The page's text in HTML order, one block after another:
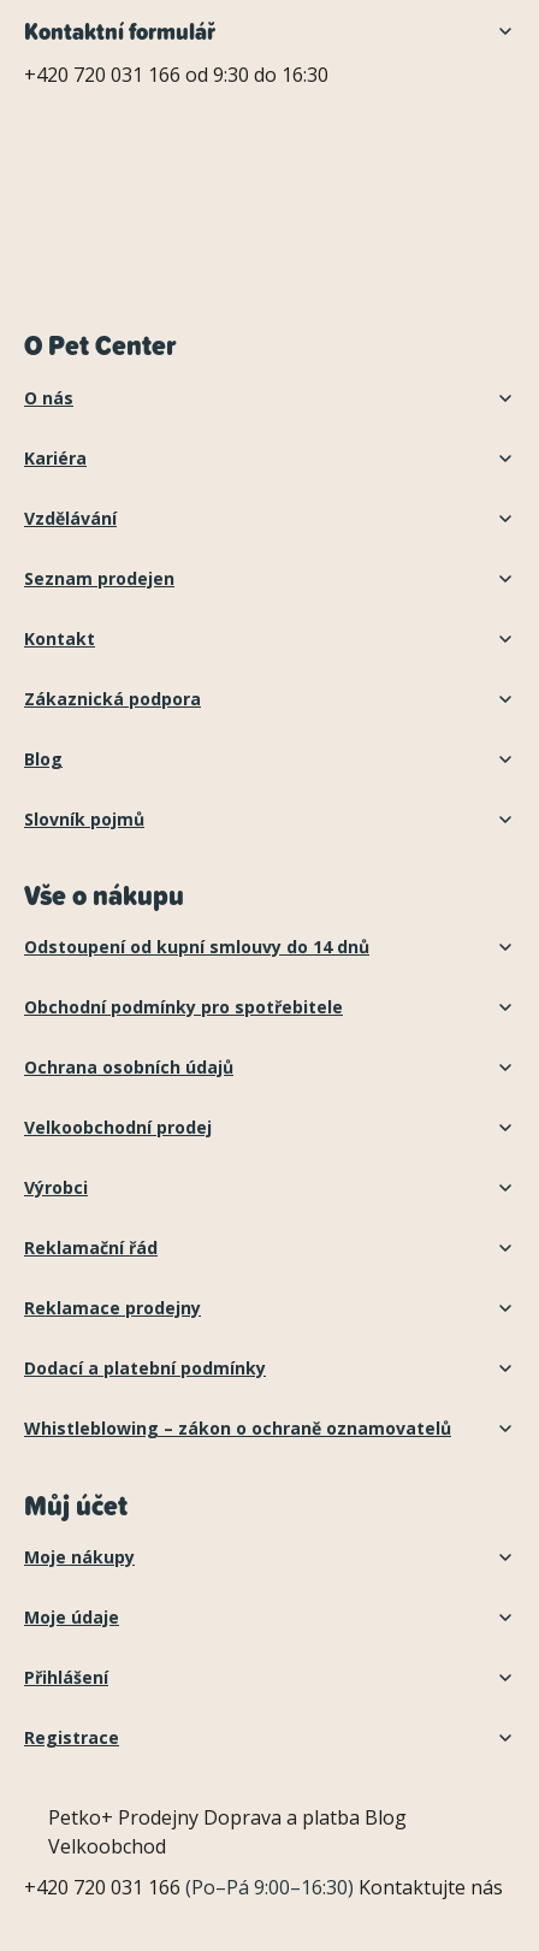
Kontaktní formulář
+420 720 031 166 od 9:30 do 16:30
O Pet Center
O nás
Kariéra
Vzdělávání
Seznam prodejen
Kontakt
Zákaznická podpora
Blog
Slovník pojmů
Vše o nákupu
Odstoupení od kupní smlouvy do 14 dnů
Obchodní podmínky pro spotřebitele
Ochrana osobních údajů
Velkoobchodní prodej
Výrobci
Reklamační řád
Reklamace prodejny
Dodací a platební podmínky
Whistleblowing – zákon o ochraně oznamovatelů
Můj účet
Moje nákupy
Moje údaje
Přihlášení
Registrace
Petko+ Prodejny Doprava a platba Blog
Velkoobchod
+420 720 031 166 (Po–Pá 9:00–16:30) Kontaktujte nás